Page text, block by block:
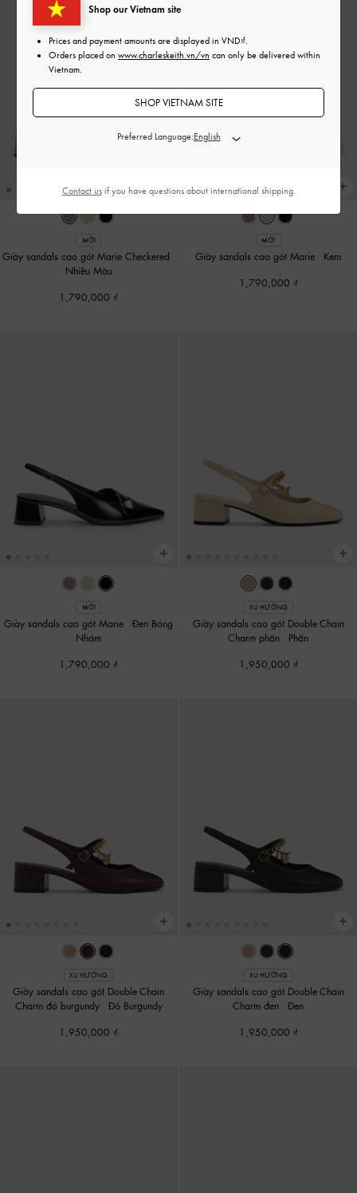
MỚI
Giày sandals cao gót Marie Checkered
Nhiều Màu
1,790,000
MỚI
Giày sandals cao gót Marie
Kem
1,790,000
MỚI
Giày sandals cao gót Marie -Đen Bóng
Nhám
1,790,000
XU HƯỚNG
Giày sandals cao gót Double-Chain
Charm phấn
Phấn
1,950,000
XU HƯỚNG
Giày sandals cao gót Double-Chain
Charm đỏ burgundy
Đỏ Burgundy
1,950,000
XU HƯỚNG
Giày sandals cao gót Double-Chain
Charm đen
-Đen
1,950,000
Shop our Vietnam site
Prices and payment amounts are displayed in VND .
Orders placed on www.charleskeith.vn/vn can only be delivered within
Vietnam.
SHOP VIETNAM SITE
Preferred Language:
Contact usif you have questions about international shipping.